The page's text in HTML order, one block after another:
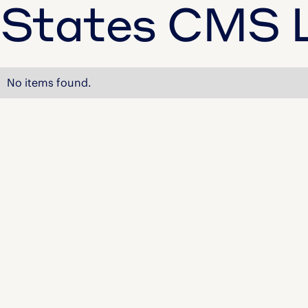
States CMS
No items found.